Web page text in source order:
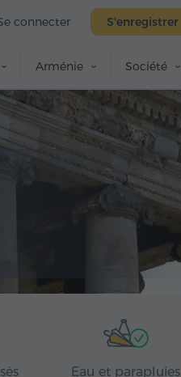
connecter S'enregistrer
Arménie Société
Eau et parapluies